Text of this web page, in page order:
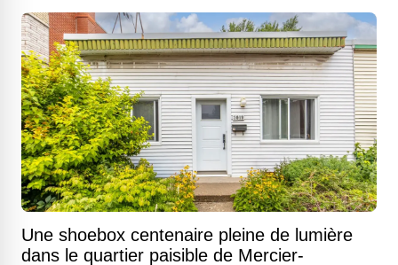
Une shoebox centenaire pleine de lumière
dans le quartier paisible de Mercier-